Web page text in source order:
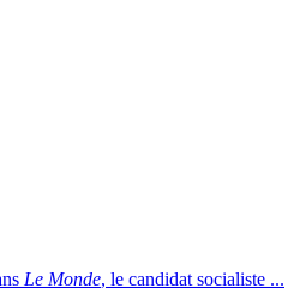
Le Monde, le candidat socialiste ...